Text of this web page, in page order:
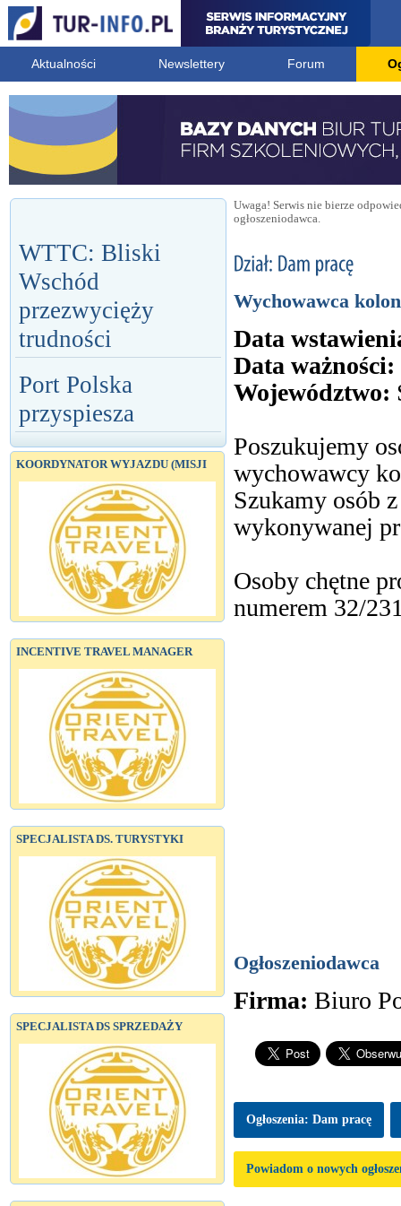
Aktualności Newslettery Forum
WTTC: Bliski
Wschód
przezwycięży
trudności
Port Polska
przyspiesza
KOORDYNATOR WYJAZDU (MISJI
INCENTIVE TRAVEL MANAGER
SPECJALISTA DS. TURYSTYKI
SPECJALISTA DS SPRZEDAŻY
Uwaga! Serwis nie bierze
ogłoszeniodawca.
Wychowawca
Data
Data ważności:
Województwo:
Poszukujemy
wychowawcy
Szukamy osób
wykonywanej
Osoby chętne
numerem 32/
Ogłoszeniodawca
Firma: Biuro
Ogłoszenia: Dam pracę
Powiadom o nowych